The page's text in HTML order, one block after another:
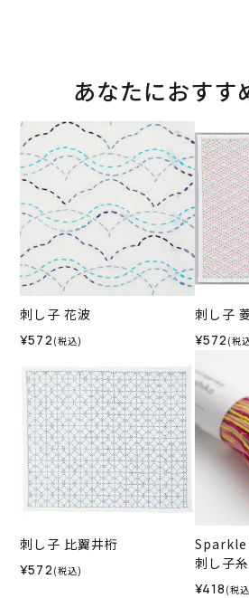
あなたにおすす
刺し子 花波
¥572 (税込)
刺し子
¥572 (税
刺し子 比翼井桁
¥572 (税込)
刺し子
リーム
¥418 (税